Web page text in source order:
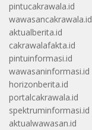
pintucakrawala.id
wawasancakrawala.id
aktualberita.id
cakrawalafakta.id
pintuinformasi.id
wawasaninformasi.id
horizonberita.id
portalcakrawala.id
spektruminformasi.id
aktualwawasan.id